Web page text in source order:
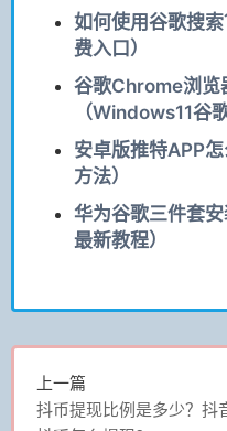
如何使用谷歌搜
费入口）
谷歌Chrome浏览
（Windows11谷
安卓版推特APP
方法）
华为谷歌三件套
最新教程）
上一篇
抖币提现比例是多少？抖